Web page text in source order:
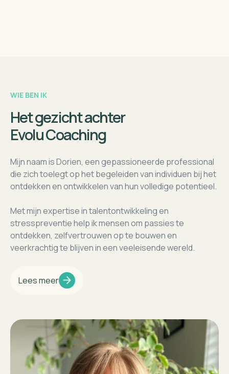
WIE BEN IK
Het gezicht achter
Evolu Coaching
Mijn naam is Dorien, een gepassioneerde professional
die zich toelegt op het begeleiden van individuen bij het
ontdekken en ontwikkelen van hun volledige potentieel.
Met mijn expertise in talentontwikkeling en
stresspreventie help ik mensen om passies te
ontdekken, zelfvertrouwen op te bouwen en
veerkrachtig te blijven in een veeleisende wereld.
Lees meer